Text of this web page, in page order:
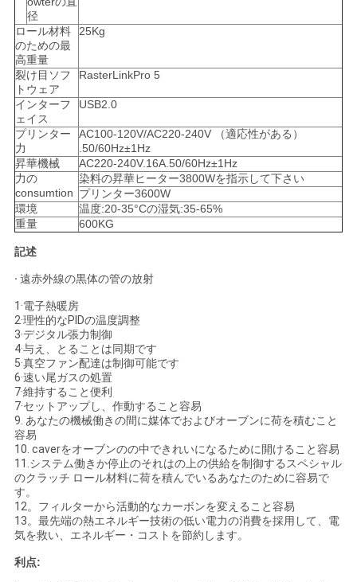
COMPANY
NEWS
地
図
プ
ラ
イ
バ
シ
ー
ポ
リ
シ
ー
径
ロール材料
のための最
高重量
25Kg
裂け目ソフ
トウェア
RasterLinkPro 5
インターフ
ェイス
USB2.0
プリンター
力
AC100-120V/AC220-240V （適応性がある）
.50/60Hz±1Hz
昇華機械
AC220-240V.16A.50/60Hz±1Hz
力の
consumtion
染料の昇華ヒーター3800Wを指示して下さい
プリンター3600W
環境
温度:20-35°Cの湿気:35-65%
重量
600KG
記述
· 遠赤外線の黒体の管の放射
1·電子熱暖房
2·理性的なPIDの温度調整
3·デジタル張力制御
4·与え、とることは同期です
5·真空ファン配達は制御可能です
6·速い尾ガスの処置
7·維持すること便利
7·セットアップし、作動すること容易
9. あなたの機械働きの間に媒体でおよびオーブンに荷を積むこと
容易
10. caverをオーブンのの中できれいになるために開けること容易
11.システム働きか停止のそれはの上の供給を制御するスペシャル
のクラッチ ロール材料に荷を積んでいるあなたのために容易で
す。
12。フィルターから活動的なカーボンを変えること容易
13。最先端の熱エネルギー技術の低い電力の消費を採用して、電
気を救い、エネルギー・コストを節約します。
利点: